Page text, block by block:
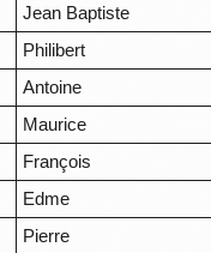
Jean Baptiste
Philibert
Antoine
Maurice
François
Edme
Pierre